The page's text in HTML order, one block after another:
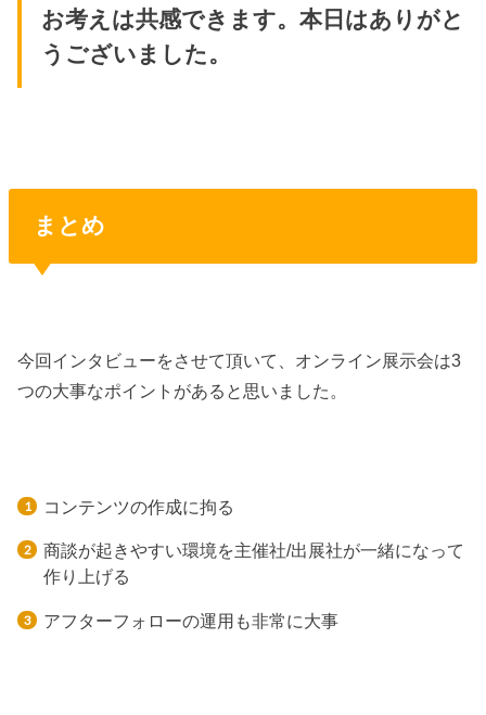
お考えは共感できます。本日はありがと
うございました。
まとめ
今回インタビューをさせて頂いて、オンライン展示会は3
つの大事なポイントがあると思いました。
コンテンツの作成に拘る
商談が起きやすい環境を主催社/出展社が一緒になって
作り上げる
アフターフォローの運用も非常に大事